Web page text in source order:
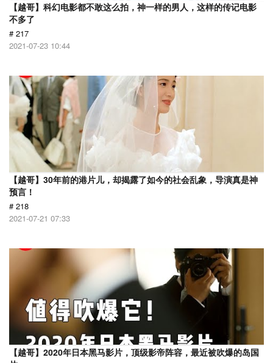
【越哥】科幻电影都不敢这么拍，神一样的男人，这样的传记电影
不多了
# 217
2021-07-23 10:44
【越哥】30年前的港片儿，却揭露了如今的社会乱象，导演真是神
预言！
# 218
2021-07-21 07:33
【越哥】2020年日本黑马影片，顶级影帝阵容，最近被吹爆的岛国